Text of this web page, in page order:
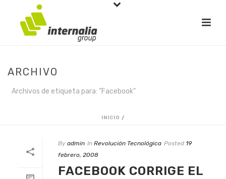
ARCHIVO
Archivos de etiqueta para: "Facebook"
INICIO /
By admin In Revolución Tecnológica Posted 19
febrero, 2008
FACEBOOK CORRIGE EL